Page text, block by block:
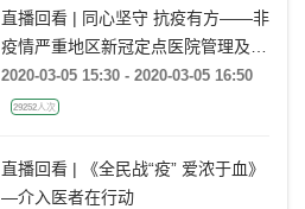
直播回看 | 同心坚守 抗疫有方——非
疫情严重地区新冠定点医院管理及心
血管疾病管理
2020-03-05 15:30 - 2020-03-05 16:50
29252人次
直播回看 | 《全民战“疫” 爱浓于血》
—介入医者在行动